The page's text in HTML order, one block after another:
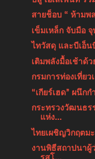
สายช็อบ “ ห้ามพ
เข็มเหล็ก จับมือ
ไทวัสดุ และบีเอ็
เติมพลังมื้อเช้าด้
กรมการท่องเที่ยว
“เกียร์เฮด” ผนึก
กระทรวงวัฒนธ
แห่ง...
ไทยเผชิญวิกฤตม
งานพิธีสถาปนาผู้
รสโ...